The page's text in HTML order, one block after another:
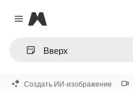
Close menu
Magnific
Создать ИИ-изображение